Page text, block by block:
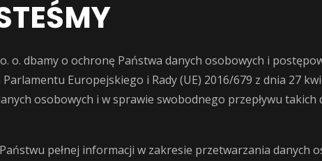
o. dbamy o ochronę Państwa danych osobowych i
Europejskiego i Rady (UE) 2016/679 z dnia 27
osobowych i w sprawie swobodnego przepływu takich
pełnej informacji w zakresie przetwarzania danych